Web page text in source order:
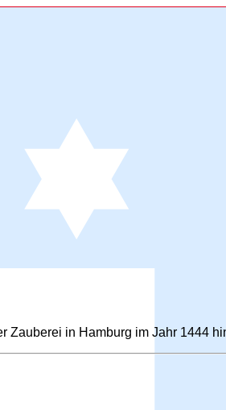
Zauberei in Hamburg im Jahr 1444